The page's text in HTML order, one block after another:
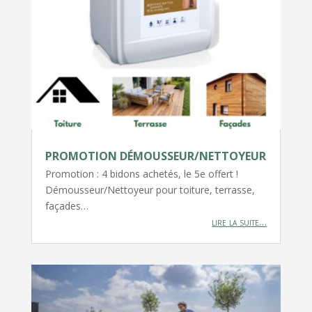
PROMOTION DÉMOUSSEUR/NETTOYEUR
Promotion : 4 bidons achetés, le 5e offert !
Démousseur/Nettoyeur pour toiture, terrasse,
façades…
lire la suite…